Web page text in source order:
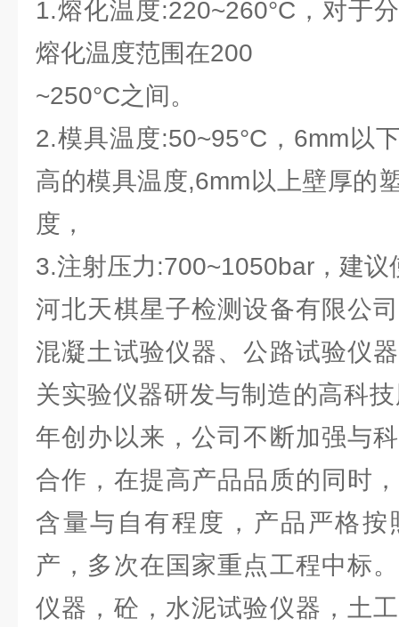
1.熔化温度:220~260°C，对于
熔化温度范围在200
~250°C之间。
2.模具温度:50~95°C，6mm以
高的模具温度,6mm以上壁厚的
度，
3.注射压力:700~1050bar，建议
河北天棋星子检测设备有限公
混凝土试验仪器、公路试验仪
关实验仪器研发与制造的高科
年创办以来，公司不断加强与
合作，在提高产品品质的同时
含量与自有程度，产品严格按
产，多次在国家重点工程中标
仪器，砼，水泥试验仪器，土